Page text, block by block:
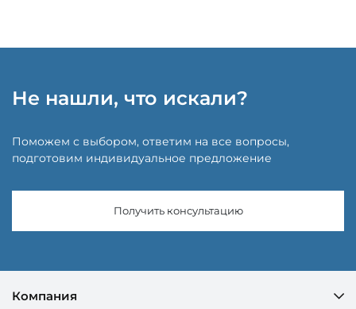
Не нашли, что искали?
Поможем с выбором, ответим на все вопросы,
подготовим индивидуальное предложение
Получить консультацию
Компания